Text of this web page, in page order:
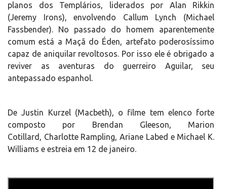
planos dos Templários, liderados por Alan Rikkin
(Jeremy Irons), envolvendo Callum Lynch (Michael
Fassbender). No passado do homem aparentemente
comum está a Maçã do Éden, artefato poderosíssimo
capaz de aniquilar revoltosos. Por isso ele é obrigado a
reviver as aventuras do guerreiro Aguilar, seu
antepassado espanhol.
De Justin Kurzel (Macbeth), o filme tem elenco forte
composto por Brendan Gleeson, Marion
Cotillard, Charlotte Rampling, Ariane Labed e Michael K.
Williams e estreia em 12 de janeiro.